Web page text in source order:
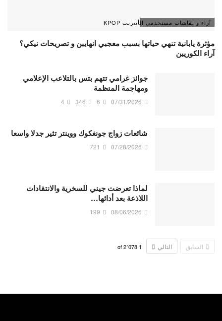
آراء و نقاشات مستخدمي الأنترنت KPOP
مؤثرة يابانية تنهي حياتها بسبب معجبي انهايبن و تصريحات نيكي؟
آراء الكوريين
جوائز غرامي تتهم بتس بالتلاعب الإعلامي
ومهاجمة المنظمة
07/31/2026
6
346
4
شائعات زواج جونغكوك ووينتر تثير جدلا واسعا
07/28/2026
721
لماذا تعرضت جيني للسخرية والانتقادات
اللاذعة بعد أدائها…
08/06/2026
199
السابق التالي 1 2٬078